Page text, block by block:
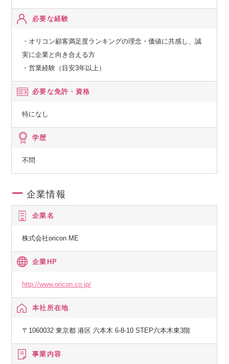
必要な経験
・オリコン顧客満足度ランキングの理念・価値に共感し、誠
実に企業と向き合える方
・営業経験（目安3年以上）
必要な免許・資格
特になし
学歴
不問
企業情報
企業名
株式会社oricon ME
企業HP
http://www.oricon.co.jp/
本社所在地
〒1060032 東京都 港区 六本木 6-8-10 STEP六本木東3階
事業内容